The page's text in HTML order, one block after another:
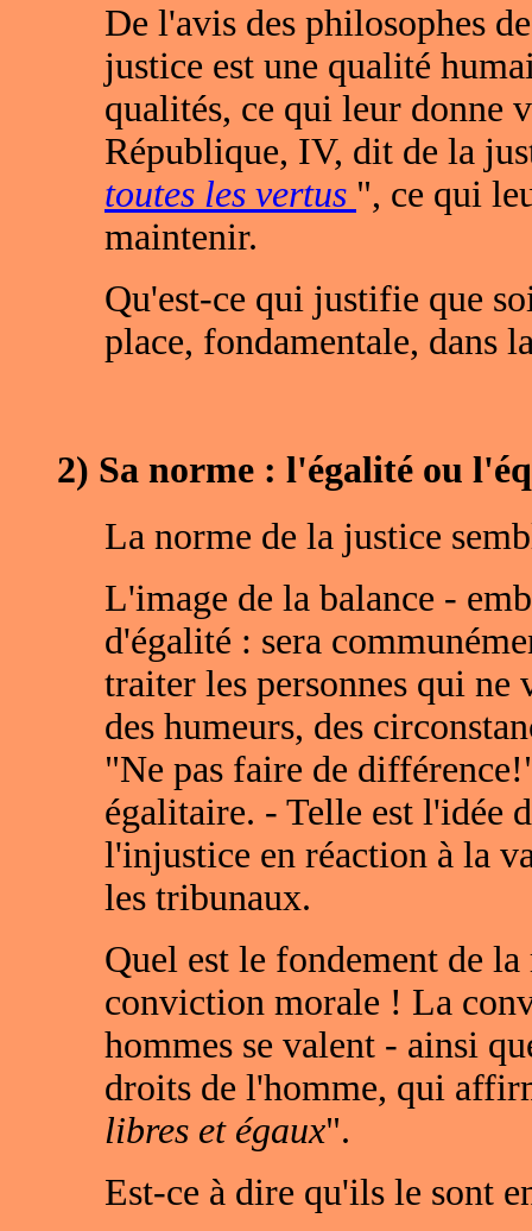
De l'avis des philosophes
justice est une qualité
qualités, ce qui leur donne
République, IV, dit de la
toutes les vertus ", ce qui
maintenir.
Qu'est-ce qui justifie que
place, fondamentale, dans
2) Sa norme : l'égalité ou
La norme de la justice
L'image de la balance -
d'égalité : sera
traiter les personnes qui ne
des humeurs, des
"Ne pas faire de
égalitaire. - Telle est l'idée
l'injustice en réaction à la
les tribunaux.
Quel est le fondement de
conviction morale ! La
hommes se valent - ainsi
droits de l'homme, qui
libres et égaux".
Est-ce à dire qu'ils le sont